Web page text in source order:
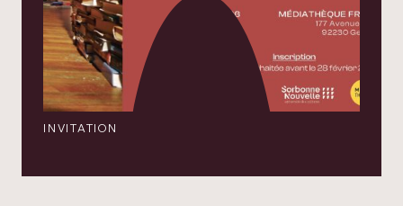
INVITATION